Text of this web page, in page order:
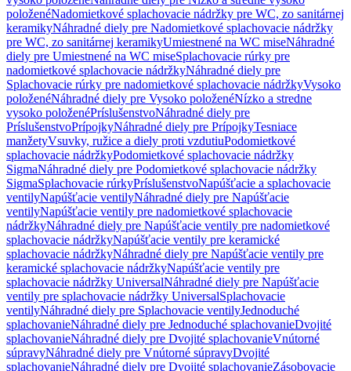
položenéNadomietkové splachovacie nádržky pre WC, zo sanitárnej
keramikyNáhradné diely pre Nadomietkové splachovacie nádržky
pre WC, zo sanitárnej keramikyUmiestnené na WC miseNáhradné
diely pre Umiestnené na WC miseSplachovacie rúrky pre
nadomietkové splachovacie nádržkyNáhradné diely pre
Splachovacie rúrky pre nadomietkové splachovacie nádržkyVysoko
položenéNáhradné diely pre Vysoko položenéNízko a stredne
vysoko položenéPríslušenstvoNáhradné diely pre
PríslušenstvoPrípojkyNáhradné diely pre PrípojkyTesniace
manžetyVsuvky, ružice a diely proti vzdutiuPodomietkové
splachovacie nádržkyPodomietkové splachovacie nádržky
SigmaNáhradné diely pre Podomietkové splachovacie nádržky
SigmaSplachovacie rúrkyPríslušenstvoNapúšťacie a splachovacie
ventilyNapúšťacie ventilyNáhradné diely pre Napúšťacie
ventilyNapúšťacie ventily pre nadomietkové splachovacie
nádržkyNáhradné diely pre Napúšťacie ventily pre nadomietkové
splachovacie nádržkyNapúšťacie ventily pre keramické
splachovacie nádržkyNáhradné diely pre Napúšťacie ventily pre
keramické splachovacie nádržkyNapúšťacie ventily pre
splachovacie nádržky UniversalNáhradné diely pre Napúšťacie
ventily pre splachovacie nádržky UniversalSplachovacie
ventilyNáhradné diely pre Splachovacie ventilyJednoduché
splachovanieNáhradné diely pre Jednoduché splachovanieDvojité
splachovanieNáhradné diely pre Dvojité splachovanieVnútorné
súpravyNáhradné diely pre Vnútorné súpravyDvojité
splachovanieNáhradné diely pre Dvojité splachovanieZásobovacie